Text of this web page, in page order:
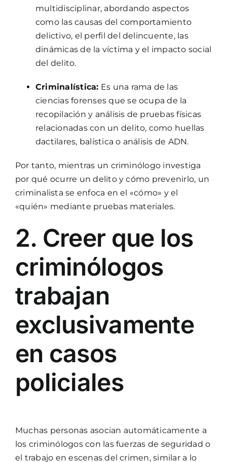
multidisciplinar, abordando aspectos
como las causas del comportamiento
delictivo, el perfil del delincuente, las
dinámicas de la víctima y el impacto social
del delito.
Criminalística: Es una rama de las
ciencias forenses que se ocupa de la
recopilación y análisis de pruebas físicas
relacionadas con un delito, como huellas
dactilares, balística o análisis de ADN.
Por tanto, mientras un criminólogo investiga
por qué ocurre un delito y cómo prevenirlo, un
criminalista se enfoca en el «cómo» y el
«quién» mediante pruebas materiales.
2. Creer que los
criminólogos
trabajan
exclusivamente
en casos
policiales
Muchas personas asocian automáticamente a
los criminólogos con las fuerzas de seguridad o
el trabajo en escenas del crimen, similar a lo